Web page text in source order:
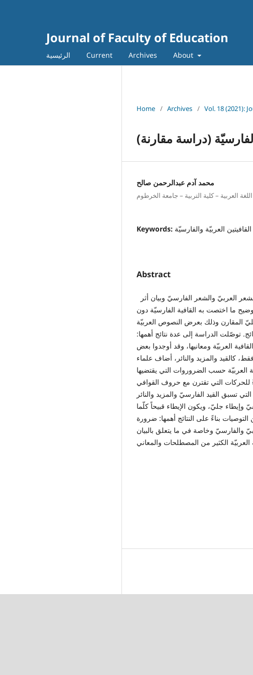
Journal of Faculty of Education
الرئيسية Current Archives About
Home / Archives / Vol. 18 (2021):
(دراسة مقارنة)
محمد آدم عبدالرحمن صالح
العربية – كلية التربية – جامعة الخرطوم
Keywords: القافيتين العربيّة والفارسيّة
Abstract
ما اختصت به القافية الفارسيّة دون
المقارن وذلك بعرض النصوص العربيّة
توصّلت الدراسة إلى عدة نتائج أهمها:
العربيّة ومعانيها، وقد أوجدوا بعض
كالقيد والمزيد والنائر، أضاف علماء
حسب الضروروات التي يقتضيها
للحركات التي تقترن مع حروف القوافي
تسبق القيد الفارسيّ والمزيد والنائر
وإيطاء جليّ، ويكون الإيطاء قبيحاً كلّما
بناءً على النتائج أهمها: ضرورة
والفارسيّ وخاصة في ما يتعلق بالبيان